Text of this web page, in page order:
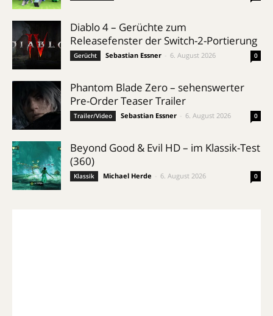
Diablo 4 – Gerüchte zum
Releasefenster der Switch-2-Portierung
Gerücht Sebastian Essner 6. August 2026 0
Phantom Blade Zero – sehenswerter
Pre-Order Teaser Trailer
Trailer/Video Sebastian Essner 6. August 2026 0
Beyond Good & Evil HD – im Klassik-Test
(360)
Klassik Michael Herde 6. August 2026 0